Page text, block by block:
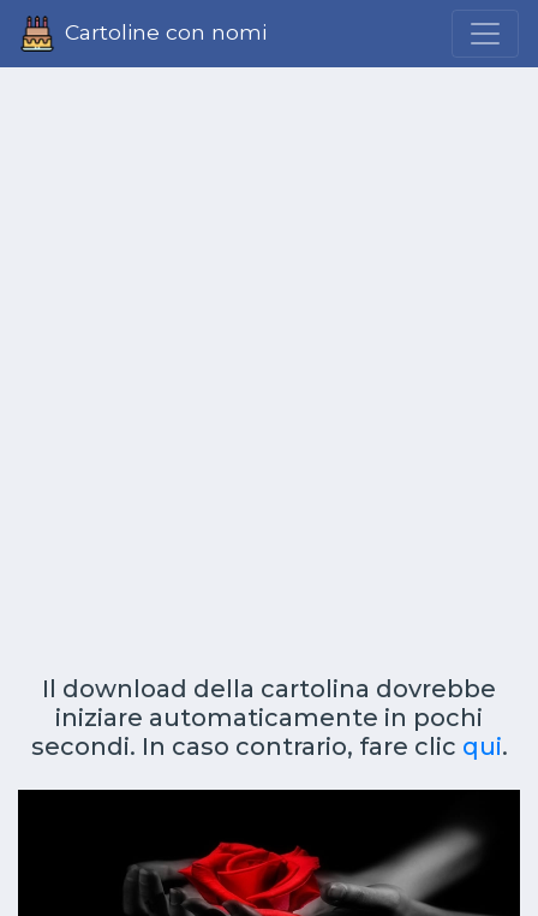
Cartoline con nomi
Il download della cartolina dovrebbe
iniziare automaticamente in pochi
secondi. In caso contrario, fare clic qui.